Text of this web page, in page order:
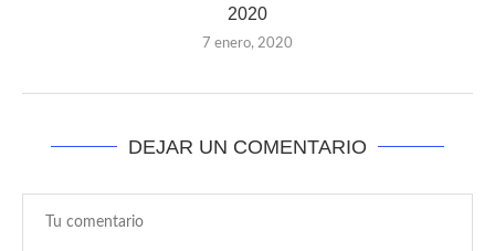
2020
7 enero, 2020
DEJAR UN COMENTARIO